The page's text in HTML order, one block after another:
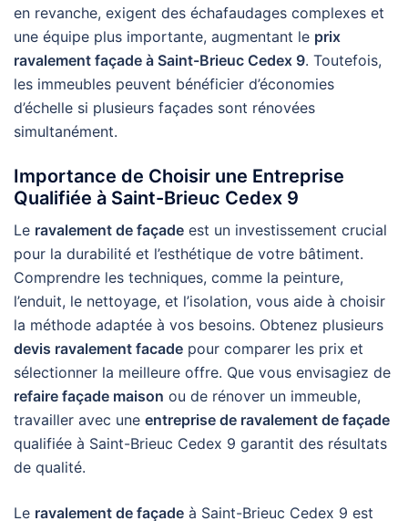
en revanche, exigent des échafaudages complexes et
une équipe plus importante, augmentant le prix
ravalement façade à Saint-Brieuc Cedex 9. Toutefois,
les immeubles peuvent bénéficier d’économies
d’échelle si plusieurs façades sont rénovées
simultanément.
Importance de Choisir une Entreprise
Qualifiée à Saint-Brieuc Cedex 9
Le ravalement de façade est un investissement crucial
pour la durabilité et l’esthétique de votre bâtiment.
Comprendre les techniques, comme la peinture,
l’enduit, le nettoyage, et l’isolation, vous aide à choisir
la méthode adaptée à vos besoins. Obtenez plusieurs
devis ravalement facade pour comparer les prix et
sélectionner la meilleure offre. Que vous envisagiez de
refaire façade maison ou de rénover un immeuble,
travailler avec une entreprise de ravalement de façade
qualifiée à Saint-Brieuc Cedex 9 garantit des résultats
de qualité.
Le ravalement de façade à Saint-Brieuc Cedex 9 est